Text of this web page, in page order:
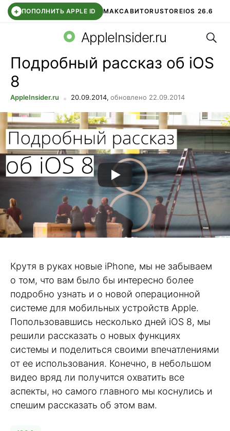
+ ПОПОЛНИТЬ APPLE ID МАКСАВИТОRUSTOREIOS 26.6
СБЕР КИДС ВТБ ОНЛАЙН ЧАТ В ROBLOX
AppleInsider.ru
Подробный рассказ об iOS
8
AppleInsider.ru 20.09.2014, обновлено 22.09.2014
Крутя в руках новые iPhone, мы не забываем
о том, что вам было бы интересно более
подробно узнать и о новой операционной
системе для мобильных устройств Apple.
Попользовавшись несколько дней iOS 8, мы
решили рассказать о новых функциях
системы и поделиться своими впечатлениями
от ее использования. Конечно, в небольшом
видео вряд ли получится охватить все
аспекты, но самого главного мы коснулись и
спешим рассказать об этом вам.